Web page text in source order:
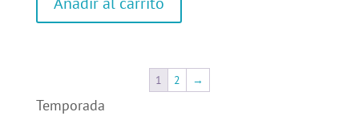
1 2 →
Temporada